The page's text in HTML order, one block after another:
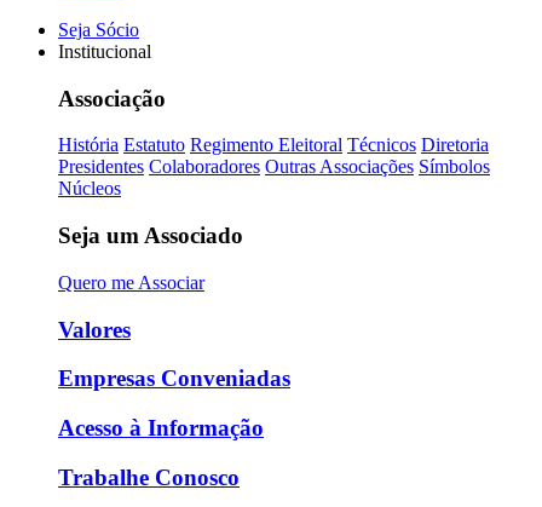
Seja Sócio
Institucional
Associação
História Estatuto Regimento Eleitoral Técnicos Diretoria
Presidentes Colaboradores Outras Associações Símbolos
Núcleos
Seja um Associado
Quero me Associar
Valores
Empresas Conveniadas
Acesso à Informação
Trabalhe Conosco